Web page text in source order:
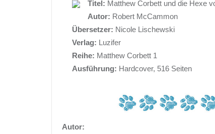
Titel: Matthew Corbett und die Hexe
Autor: Robert McCammon
Übersetzer: Nicole Lischewski
Verlag: Luzifer
Reihe: Matthew Corbett 1
Ausführung: Hardcover, 516 Seiten
Autor: